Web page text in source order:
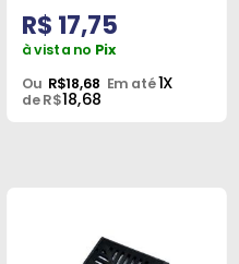
R$ 17,75
à vista no Pix
Ou R$18,68 Em até1X
de R$18,68